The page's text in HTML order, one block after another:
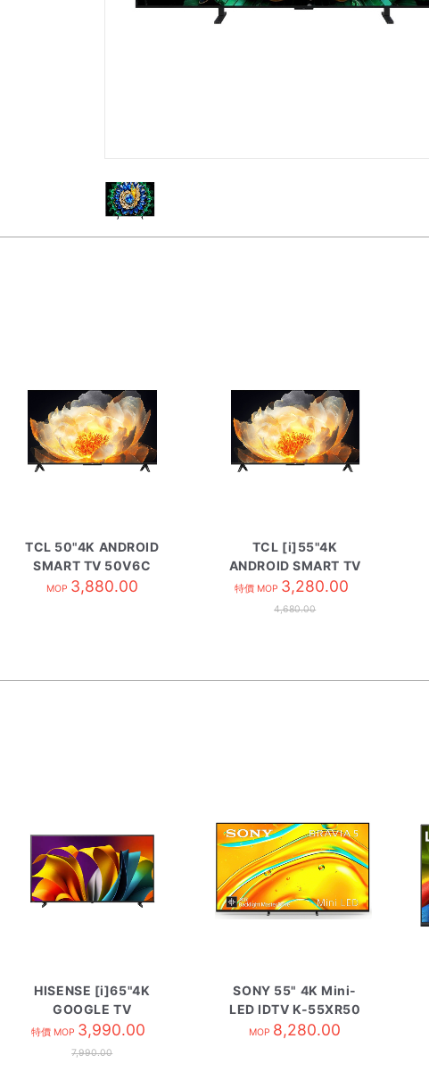
TCL 50"4K ANDROID
SMART TV 50V6C
MOP 3,880.00
TCL [i]55"4K
ANDROID SMART TV
55V6C
特價 MOP 3,280.00
4,680.00
HISENSE [i]65"4K
GOOGLE TV
HK65A6N
特價 MOP 3,990.00
7,990.00
SONY 55" 4K Mini-
LED IDTV K-55XR50
MOP 8,280.00